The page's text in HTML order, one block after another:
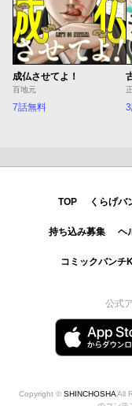
成仏させてよ！
百地元
7話無料
TOP くらげバ
持ち込み募集 ヘ
コミックバンチ
公式
Copyright © SHINCHOSHAAll